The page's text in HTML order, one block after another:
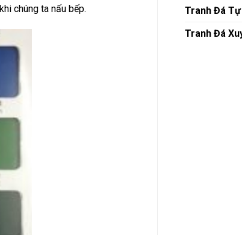
chúng ta nấu bếp.
Tranh Đá
Tranh Đá